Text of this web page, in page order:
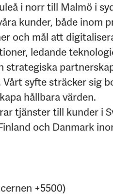
i norr till Malmö i
kunder, både inom
och mål att
ledande
strategiska
Vårt syfte sträcker sig
hållbara värden.
tjänster till kunder i
och Danmark
+5500)